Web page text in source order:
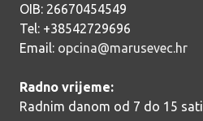
OIB: 26670454549
Tel: +38542729696
Email: opcina@marusevec.hr
Radno vrijeme:
Radnim danom od 7 do 15 sati